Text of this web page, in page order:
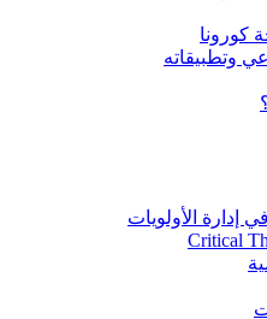
كورونا
وتطبيقاته
إدارة الأولويات